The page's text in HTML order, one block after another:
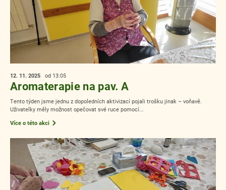
12. 11. 2025 od 13:05
Aromaterapie na pav. A
Tento týden jsme jednu z dopoledních aktivizací pojali trošku jinak – voňavě.
Uživatelky měly možnost opečovat své ruce pomocí...
Více o této akci